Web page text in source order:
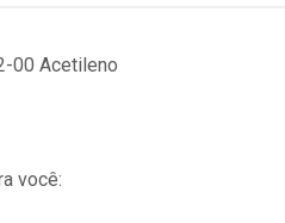
00 Acetileno
você: